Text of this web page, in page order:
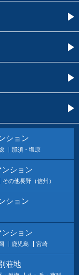
ション
那須・塩原
ション
その他長野（信州）
ション
ション
鹿児島 宮崎
荘地